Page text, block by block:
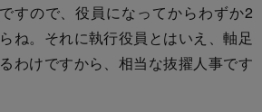
すので、役員になってからわずか2
ね。それに執行役員とはいえ、軸足
わけですから、相当な抜擢人事です